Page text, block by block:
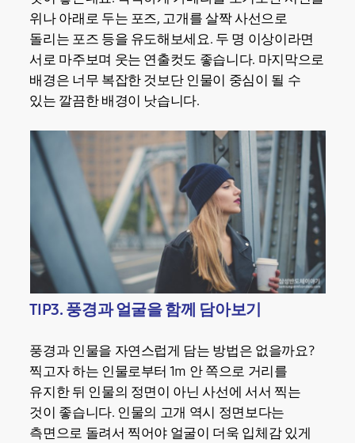
위나 아래로 두는 포즈, 고개를 살짝 사선으로
돌리는 포즈 등을 유도해보세요. 두 명 이상이라면
서로 마주보며 웃는 연출컷도 좋습니다. 마지막으로
배경은 너무 복잡한 것보단 인물이 중심이 될 수
있는 깔끔한 배경이 낫습니다.
TIP3. 풍경과 얼굴을 함께 담아보기
풍경과 인물을 자연스럽게 담는 방법은 없을까요?
찍고자 하는 인물로부터 1m 안 쪽으로 거리를
유지한 뒤 인물의 정면이 아닌 사선에 서서 찍는
것이 좋습니다. 인물의 고개 역시 정면보다는
측면으로 돌려서 찍어야 얼굴이 더욱 입체감 있게